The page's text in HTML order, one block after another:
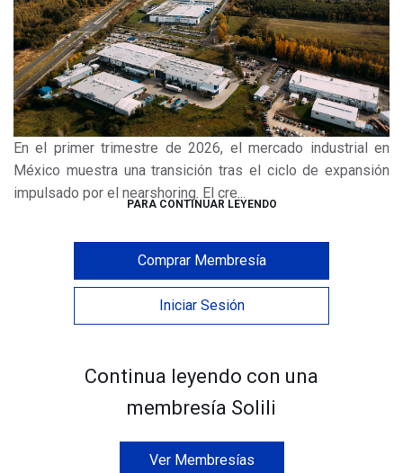
En el primer trimestre de 2026, el mercado industrial en
México muestra una transición tras el ciclo de expansión
impulsado por el nearshoring. El cre...
PARA CONTINUAR LEYENDO
Comprar Membresía
Iniciar Sesión
Continua leyendo con una
membresía Solili
Ver Membresías